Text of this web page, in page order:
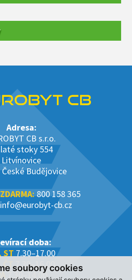
soubory cookies
Adresa:
CB s.r.o.
stoky 554
Litvínovice
České Budějovice
800 158 365
info@eurobyt-cb.cz
doba:
ST 7.30–17.00
ČT7.30–16.00
7.30–14.00